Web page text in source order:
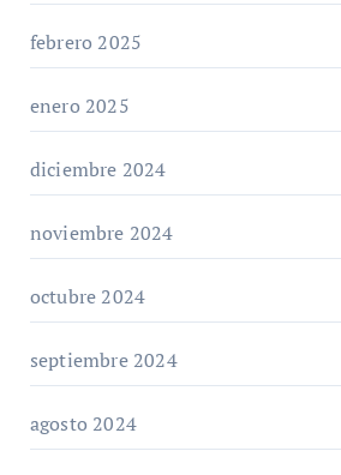
febrero 2025
enero 2025
diciembre 2024
noviembre 2024
octubre 2024
septiembre 2024
agosto 2024